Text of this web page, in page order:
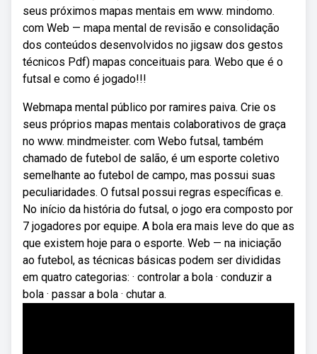
seus próximos mapas mentais em www. mindomo.
com Web — mapa mental de revisão e consolidação
dos conteúdos desenvolvidos no jigsaw dos gestos
técnicos Pdf) mapas conceituais para. Webo que é o
futsal e como é jogado!!!
Webmapa mental público por ramires paiva. Crie os
seus próprios mapas mentais colaborativos de graça
no www. mindmeister. com Webo futsal, também
chamado de futebol de salão, é um esporte coletivo
semelhante ao futebol de campo, mas possui suas
peculiaridades. O futsal possui regras específicas e.
No início da história do futsal, o jogo era composto por
7 jogadores por equipe. A bola era mais leve do que as
que existem hoje para o esporte. Web — na iniciação
ao futebol, as técnicas básicas podem ser divididas
em quatro categorias: · controlar a bola · conduzir a
bola · passar a bola · chutar a.